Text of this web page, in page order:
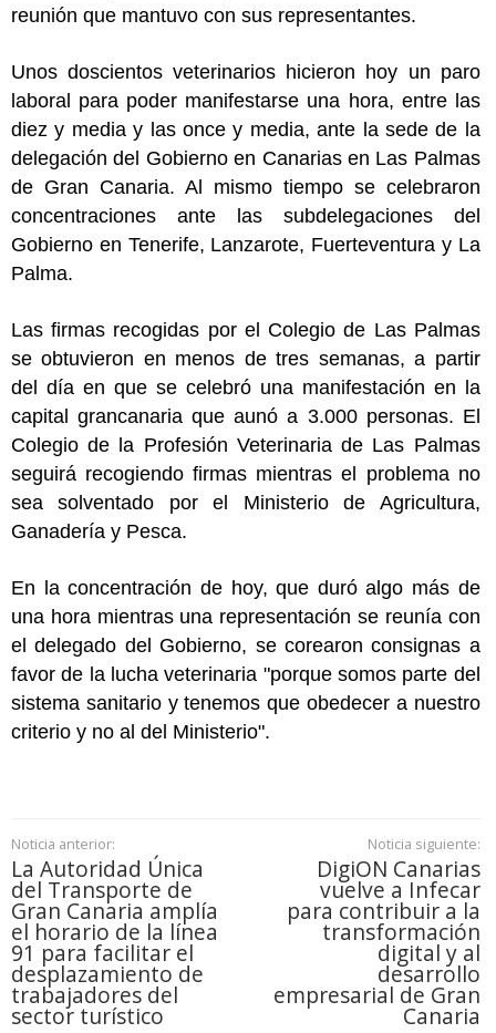
reunión que mantuvo con sus representantes.
Unos doscientos veterinarios hicieron hoy un paro
laboral para poder manifestarse una hora, entre las
diez y media y las once y media, ante la sede de la
delegación del Gobierno en Canarias en Las Palmas
de Gran Canaria. Al mismo tiempo se celebraron
concentraciones ante las subdelegaciones del
Gobierno en Tenerife, Lanzarote, Fuerteventura y La
Palma.
Las firmas recogidas por el Colegio de Las Palmas
se obtuvieron en menos de tres semanas, a partir
del día en que se celebró una manifestación en la
capital grancanaria que aunó a 3.000 personas. El
Colegio de la Profesión Veterinaria de Las Palmas
seguirá recogiendo firmas mientras el problema no
sea solventado por el Ministerio de Agricultura,
Ganadería y Pesca.
En la concentración de hoy, que duró algo más de
una hora mientras una representación se reunía con
el delegado del Gobierno, se corearon consignas a
favor de la lucha veterinaria "porque somos parte del
sistema sanitario y tenemos que obedecer a nuestro
criterio y no al del Ministerio".
Noticia anterior:
La Autoridad Única
del Transporte de
Gran Canaria amplía
el horario de la línea
91 para facilitar el
desplazamiento de
trabajadores del
sector turístico
Noticia siguiente:
DigiON Canarias
vuelve a Infecar
para contribuir a la
transformación
digital y al
desarrollo
empresarial de Gran
Canaria